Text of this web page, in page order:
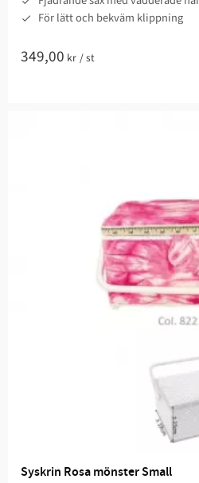
För lätt och bekväm klippning
349,00 kr /st
Syskrin Rosa mönster Small